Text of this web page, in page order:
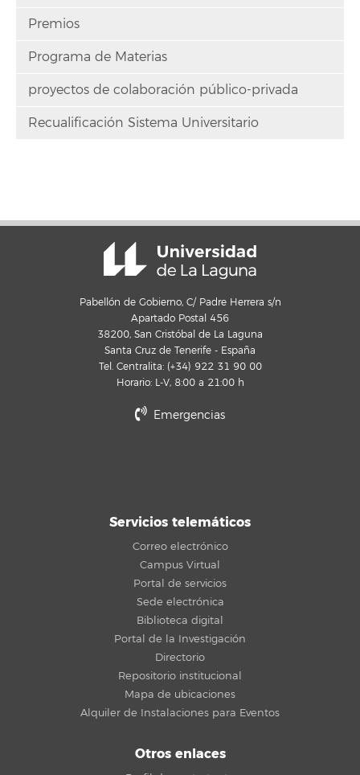
Premios
Programa de Materias
proyectos de colaboración público-privada
Recualificación Sistema Universitario
Pabellón de Gobierno, C/ Padre Herrera s/n
Apartado Postal 456
38200, San Cristóbal de La Laguna
Santa Cruz de Tenerife - España
Tel. Centralita: (+34) 922 31 90 00
Horario: L-V, 8:00 a 21:00 h
Emergencias
Servicios telemáticos
Correo electrónico
Campus Virtual
Portal de servicios
Sede electrónica
Biblioteca digital
Portal de la Investigación
Directorio
Repositorio institucional
Mapa de ubicaciones
Alquiler de Instalaciones para Eventos
Otros enlaces